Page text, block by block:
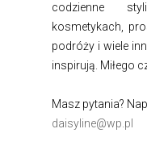
codzienne
kosmetykach,
podróży i wiele
inspirują. Miłego
Masz pytania?
daisyline@wp.pl